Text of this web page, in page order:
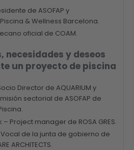
de ASOFAP y
& Wellness Barcelona.
oficial de COAM.
necesidades y deseos
un proyecto de piscina
Director de AQUARIUM y
sectorial de ASOFAP de
Project manager de ROSA GRES.
de la junta de gobierno de
ARCHITECTS.